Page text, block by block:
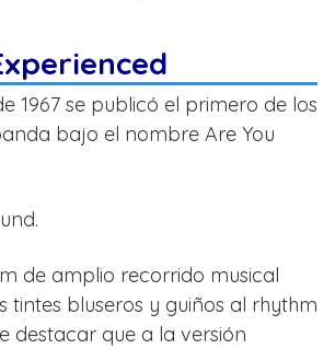
1967 se publicó el primero de los
bajo el nombre Are You
de amplio recorrido musical
tintes bluseros y guiños al rhythm
destacar que a la versión